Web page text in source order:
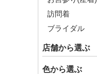
訪問着
ブライダル
店舗から選ぶ
色から選ぶ